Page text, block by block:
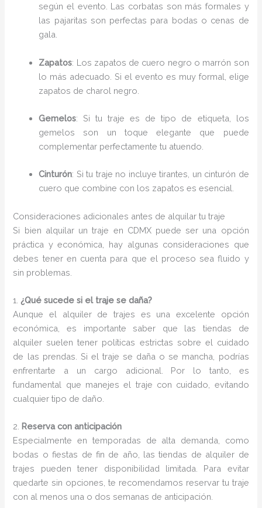
según el evento. Las corbatas son más formales y
las pajaritas son perfectas para bodas o cenas de
gala.
Zapatos: Los zapatos de cuero negro o marrón son
lo más adecuado. Si el evento es muy formal, elige
zapatos de charol negro.
Gemelos: Si tu traje es de tipo de etiqueta, los
gemelos son un toque elegante que puede
complementar perfectamente tu atuendo.
Cinturón: Si tu traje no incluye tirantes, un cinturón de
cuero que combine con los zapatos es esencial.
Consideraciones adicionales antes de alquilar tu traje
Si bien alquilar un traje en CDMX puede ser una opción
práctica y económica, hay algunas consideraciones que
debes tener en cuenta para que el proceso sea fluido y
sin problemas.
1. ¿Qué sucede si el traje se daña?
Aunque el alquiler de trajes es una excelente opción
económica, es importante saber que las tiendas de
alquiler suelen tener políticas estrictas sobre el cuidado
de las prendas. Si el traje se daña o se mancha, podrías
enfrentarte a un cargo adicional. Por lo tanto, es
fundamental que manejes el traje con cuidado, evitando
cualquier tipo de daño.
2. Reserva con anticipación
Especialmente en temporadas de alta demanda, como
bodas o fiestas de fin de año, las tiendas de alquiler de
trajes pueden tener disponibilidad limitada. Para evitar
quedarte sin opciones, te recomendamos reservar tu traje
con al menos una o dos semanas de anticipación.